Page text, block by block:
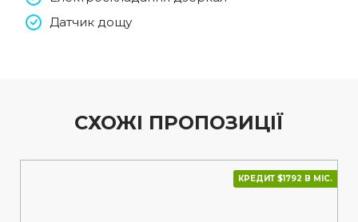
Датчик дощу
СХОЖІ ПРОПОЗИЦІЇ
КРЕДИТ $1792 В МІС.